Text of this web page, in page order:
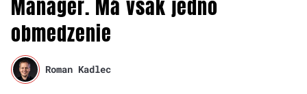
Manager. Má však jedno
obmedzenie
Roman Kadlec